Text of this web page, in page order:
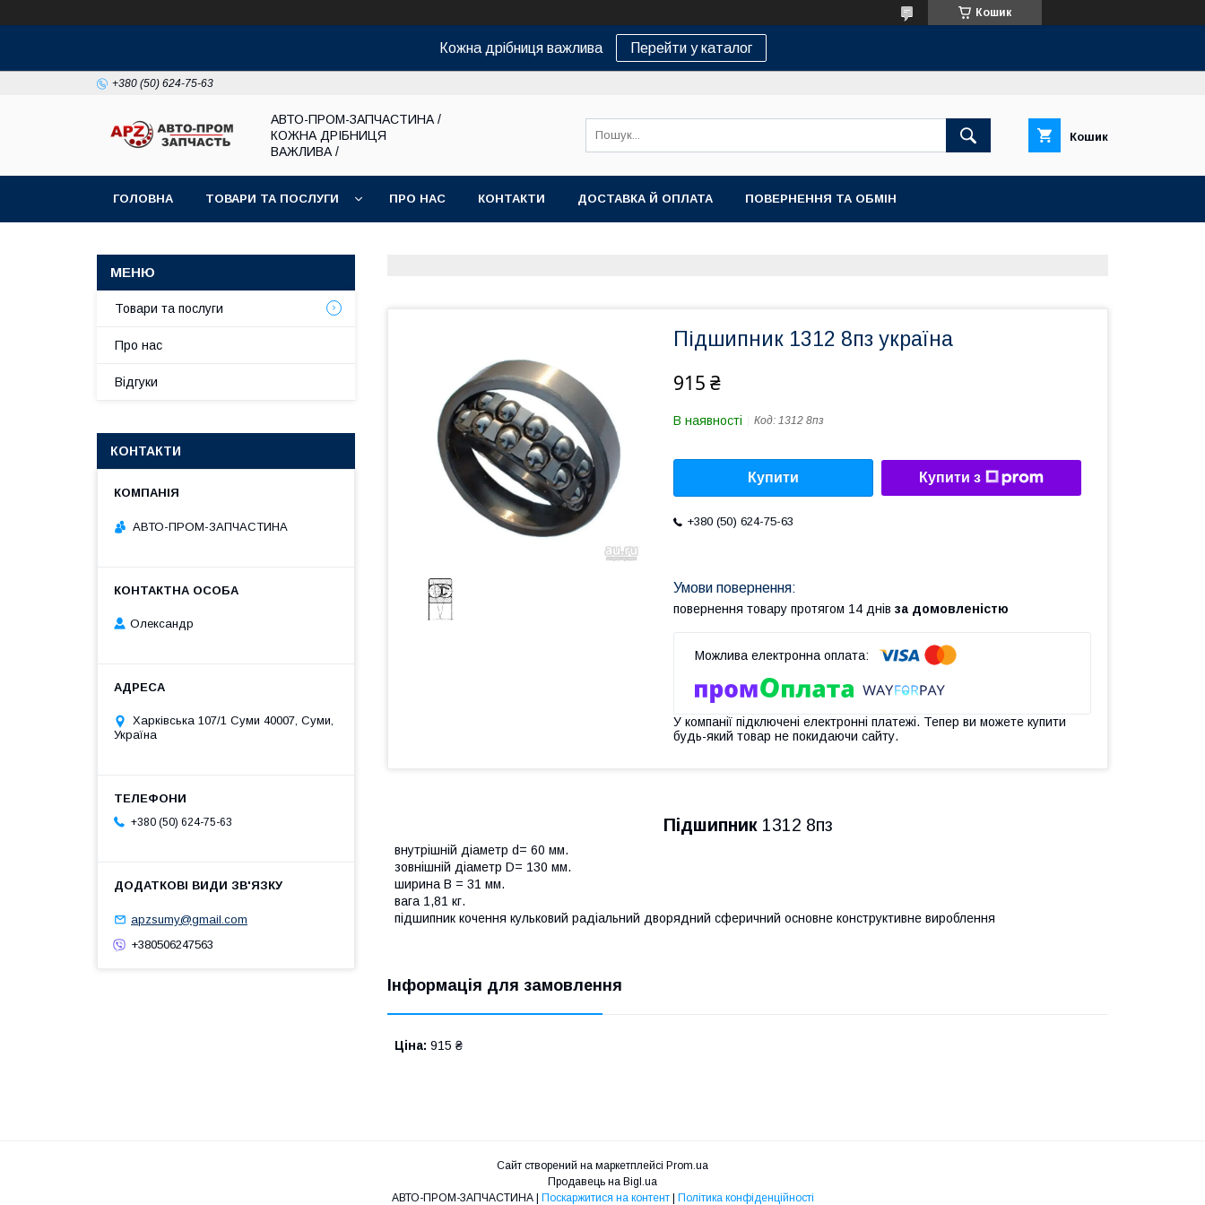
Кошик
Кожна дрібниця важлива Перейти у каталог
+380 (50) 624-75-63
АВТО-ПРОМ-ЗАПЧАСТИНА /
КОЖНА ДРІБНИЦЯ
ВАЖЛИВА /
Кошик
ГОЛОВНА ТОВАРИ ТА ПОСЛУГИ ПРО НАС КОНТАКТИ ДОСТАВКА Й ОПЛАТА ПОВЕРНЕННЯ ТА ОБМІН
Підшипник 1312 8пз україна
915 ₴
В наявності Код: 1312 8пз
Купити Купити з
+380 (50) 624-75-63
повернення товару протягом 14 днів за домовленістю
У компанії підключені електронні платежі. Тепер ви можете купити
будь-який товар не покидаючи сайту.
Підшипник1312 8пз
внутрішній діаметр d= 60 мм.
зовнішній діаметр D= 130 мм.
ширина B = 31 мм.
вага 1,81 кг.
підшипник кочення кульковий радіальний дворядний сферичний основне конструктивне вироблення
Інформація для замовлення
Ціна: 915 ₴
Товари та послуги
Про нас
Відгуки
КОНТАКТИ
АВТО-ПРОМ-ЗАПЧАСТИНА
Олександр
Харківська 107/1 Суми 40007, Суми,
Україна
+380 (50) 624-75-63
apzsumy@gmail.com
+380506247563
Сайт створений на маркетплейсі Prom.ua
Продавець на Bigl.ua
АВТО-ПРОМ-ЗАПЧАСТИНА | Поскаржитися на контент | Політика конфіденційності